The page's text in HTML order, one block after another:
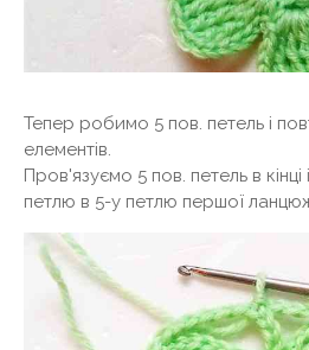
Тепер робимо 5 пов. петель і
елементів.
Пров'язуємо 5 пов. петель в
петлю в 5-у петлю першої